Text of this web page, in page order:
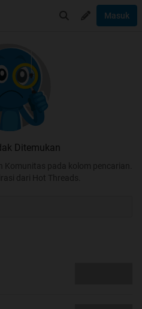
Masuk
Ditemukan
pada kolom pencarian.
dari Hot Threads.